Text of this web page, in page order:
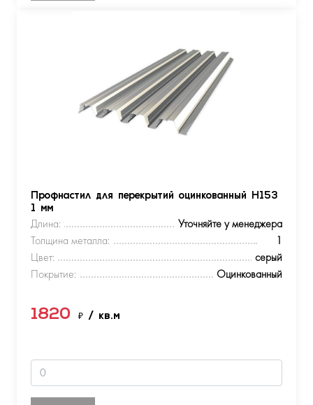
Профнастил для перекрытий оцинкованный Н153
1 мм
Длина:
Уточняйте у менеджера
Толщина металла:
1
Цвет:
серый
Покрытие:
Оцинкованный
1820 ₽ / кв.м